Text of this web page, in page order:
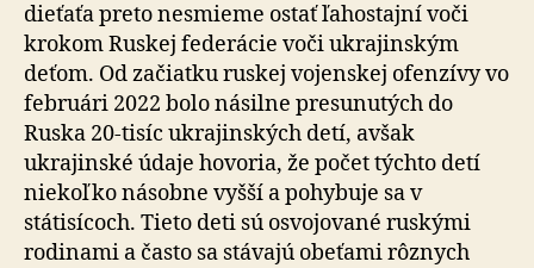
dieťaťa preto nesmieme ostať ľahostajní voči
krokom Ruskej federácie voči ukrajinským
deťom. Od začiatku ruskej vojenskej ofenzívy vo
februári 2022 bolo násilne presunutých do
Ruska 20-tisíc ukrajinských detí, avšak
ukrajinské údaje hovoria, že počet týchto detí
niekoľko násobne vyšší a pohybuje sa v
státisícoch. Tieto deti sú osvojované ruskými
rodinami a často sa stávajú obeťami rôznych